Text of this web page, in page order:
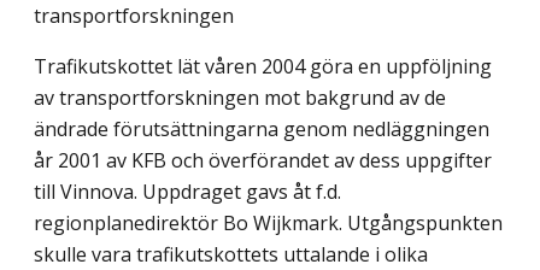
transportforskningen
Trafikutskottet lät våren 2004 göra en uppföljning
av transportforskningen mot bakgrund av de
ändrade förutsättningarna genom nedläggningen
år 2001 av KFB och överförandet av dess uppgifter
till Vinnova. Uppdraget gavs åt f.d.
regionplanedirektör Bo Wijkmark. Utgångspunkten
skulle vara trafikutskottets uttalande i olika